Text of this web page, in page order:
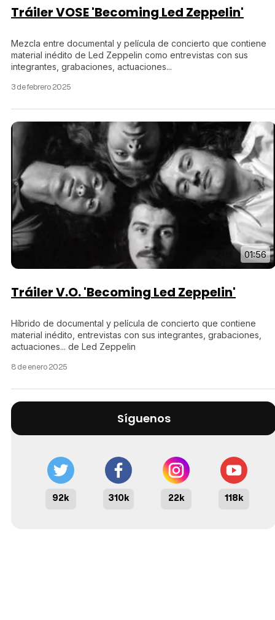
Tráiler VOSE 'Becoming Led Zeppelin'
Mezcla entre documental y película de concierto que contiene
material inédito de Led Zeppelin como entrevistas con sus
integrantes, grabaciones, actuaciones...
3 de febrero 2025
01:56
Tráiler V.O. 'Becoming Led Zeppelin'
Híbrido de documental y película de concierto que contiene
material inédito, entrevistas con sus integrantes, grabaciones,
actuaciones... de Led Zeppelin
8 de enero 2025
Síguenos
92k 310k 22k 118k